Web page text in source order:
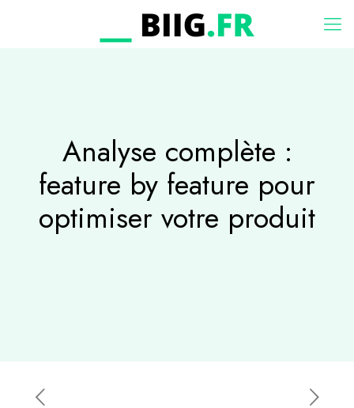
Analyse complète :
feature by feature pour
optimiser votre produit